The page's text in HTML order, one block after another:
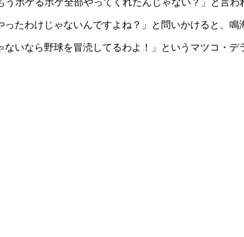
たわけじゃないんですよね？」と問いかけると、
いなら野球を冒涜してるわよ！」というマツコ・